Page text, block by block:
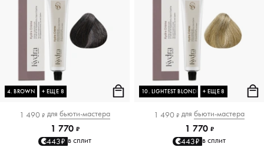
4. BROWN + ЕЩЕ 8
1 490 ₽ для бьюти-мастера
1 770 ₽
443₽ в сплит
10. LIGHTEST BLONDE + ЕЩЕ 8
1 490 ₽ для бьюти-мастера
1 770 ₽
443₽ в сплит